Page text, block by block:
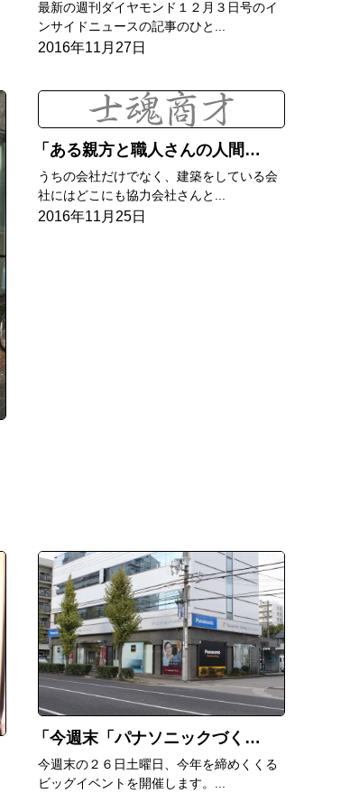
最新の週刊ダイヤモンド１２月３日号のイ
ンサイドニュースの記事のひと...
2016年11月27日
ある親方と職人さんの人間関係に何か温かい気持ちになれた
うちの会社だけでなく、建築をしている会
社にはどこにも協力会社さんと...
2016年11月25日
今週末「パナソニックづくし」開催します
今週末の２６日土曜日、今年を締めくくる
ビッグイベントを開催します。...